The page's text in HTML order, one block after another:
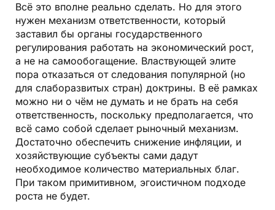
Всё это вполне реально сделать. Но для этого
нужен механизм ответственности, который
заставил бы органы государственного
регулирования работать на экономический рост,
а не на самообогащение. Властвующей элите
пора отказаться от следования популярной (но
для слаборазвитых стран) доктрины. В её рамках
можно ни о чём не думать и не брать на себя
ответственность, поскольку предполагается, что
всё само собой сделает рыночный механизм.
Достаточно обеспечить снижение инфляции, и
хозяйствующие субъекты сами дадут
необходимое количество материальных благ.
При таком примитивном, эгоистичном подходе
роста не будет.